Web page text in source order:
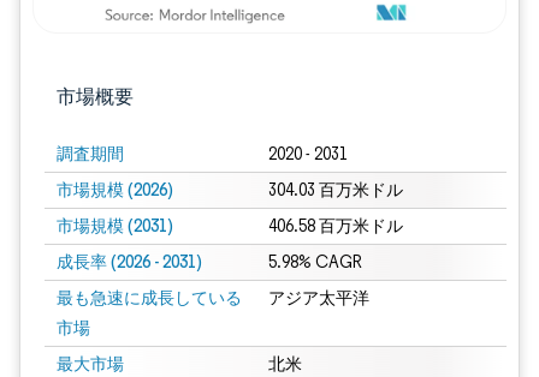
市場概要
調査期間 2020 - 2031
市場規模 (2026) 304.03 百万米ドル
市場規模 (2031) 406.58 百万米ドル
成長率 (2026 - 2031) 5.98% CAGR
最も急速に成長している
市場
アジア太平洋
最大市場 北米